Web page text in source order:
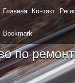
Главная Контакт
Bookmark
по